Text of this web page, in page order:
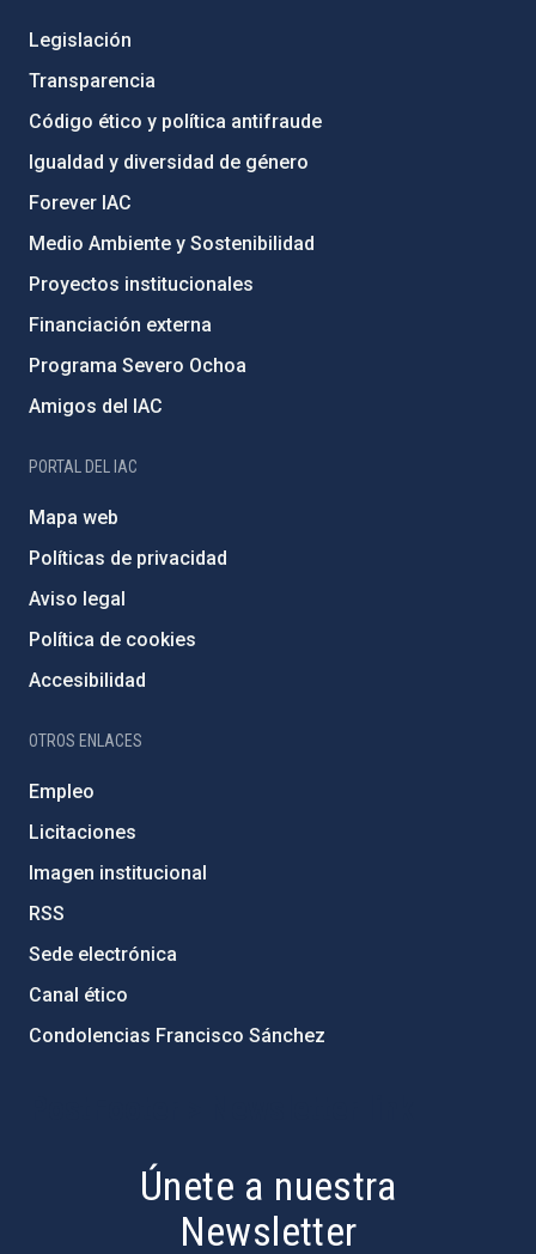
Legislación
Transparencia
Código ético y política antifraude
Igualdad y diversidad de género
Forever IAC
Medio Ambiente y Sostenibilidad
Proyectos institucionales
Financiación externa
Programa Severo Ochoa
Amigos del IAC
PORTAL DEL IAC
Mapa web
Políticas de privacidad
Aviso legal
Política de cookies
Accesibilidad
OTROS ENLACES
Empleo
Licitaciones
Imagen institucional
RSS
Sede electrónica
Canal ético
Condolencias Francisco Sánchez
Únete a nuestra
Newsletter